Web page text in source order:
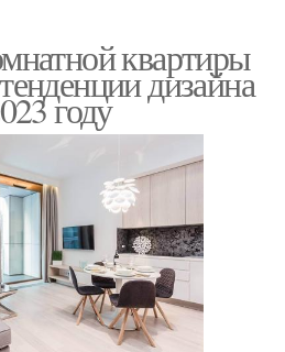
квартиры
дизайна
году